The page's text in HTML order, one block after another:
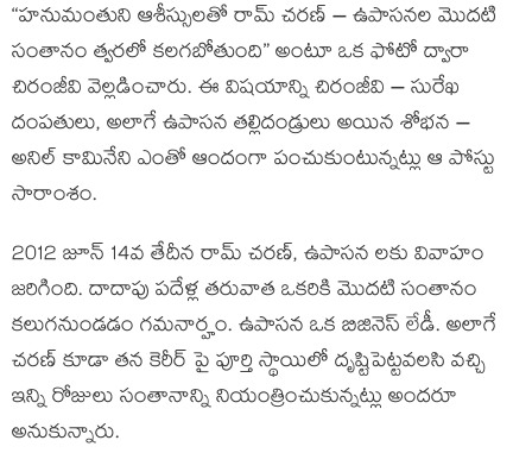
“హనుమంతుని ఆశీస్సులతో రామ్ చరణ్ – ఉపాసనల మొదటి
సంతానం త్వరలో కలగబోతుంది” అంటూ ఒక ఫోటో ద్వారా
చిరంజీవి వెల్లడించారు. ఈ విషయాన్ని చిరంజీవి – సురేఖ
దంపతులు, అలాగే ఉపాసన తల్లిదండ్రులు అయిన శోభన –
అనిల్ కామినేని ఎంతో ఆందంగా పంచుకుంటున్నట్లు ఆ పోస్టు
సారాంశం.
2012 జూన్ 14వ తేదీన రామ్ చరణ్, ఉపాసన లకు వివాహం
జరిగింది. దాదాపు పదేళ్ల తరువాత ఒకరికి మొదటి సంతానం
కలుగనుండడం గమనార్హం. ఉపాసన ఒక బిజినెస్ లేడీ. అలాగే
చరణ్ కూడా తన కెరీర్ పై పూర్తి స్థాయిలో దృష్టిపెట్టవలసి వచ్చి
ఇన్ని రోజులు సంతానాన్ని నియంత్రించుకున్నట్లు అందరూ
అనుకున్నారు.